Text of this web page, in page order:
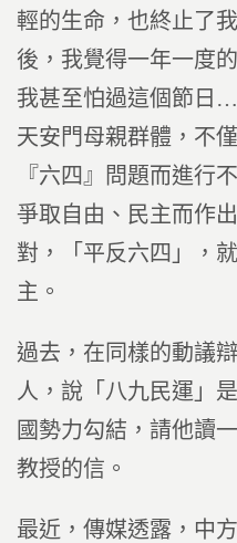
輕的生命，也終止了
後，我覺得一年一度
我甚至怕過這個節日
天安門母親群體，不
『六四』問題而進行
爭取自由、民主而作
對，「平反六四」，
主。
過去，在同樣的動議
人，說「八九民運」
國勢力勾結，請他讀
教授的信。
最近，傳媒透露，中